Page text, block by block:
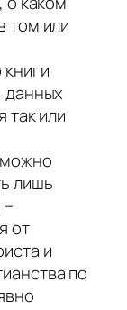
том или
данных
так или
лишь
от
и
по